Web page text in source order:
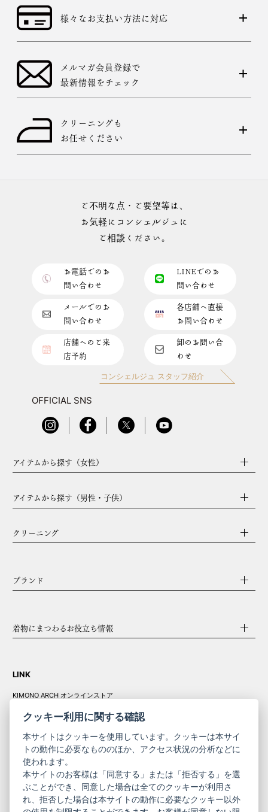
様々なお支払い方法に対応
メルマガ会員登録で
最新情報をチェック
クリーニングも
お任せください
ご不明な点・ご要望等は、
お気軽にコンシェルジュに
ご相談ください。
お電話でのお
問い合わせ
LINEでのお
問い合わせ
メールでのお
問い合わせ
各店舗へ直接
お問い合わせ
店舗へのご来
店予約
卸のお問い合
わせ
コンシェルジュ スタッフ紹介
OFFICIAL SNS
アイテムから探す（女性）
アイテムから探す（男性・子供）
クリーニング
ブランド
着物にまつわるお役立ち情報
LINK
KIMONO ARCH オンラインストア
コーポレート
サイト
きものやまと振
袖
サイト
クッキー利用に関する確認
本サイトはクッキーを使用しています。クッキーは本サイ
トの動作に必要なもののほか、アクセス状況の分析などに
使われます。
本サイトのお客様は「同意する」または「拒否する」を選
ぶことができ、同意した場合は全てのクッキーが利用さ
れ、拒否した場合は本サイトの動作に必要なクッキー以外